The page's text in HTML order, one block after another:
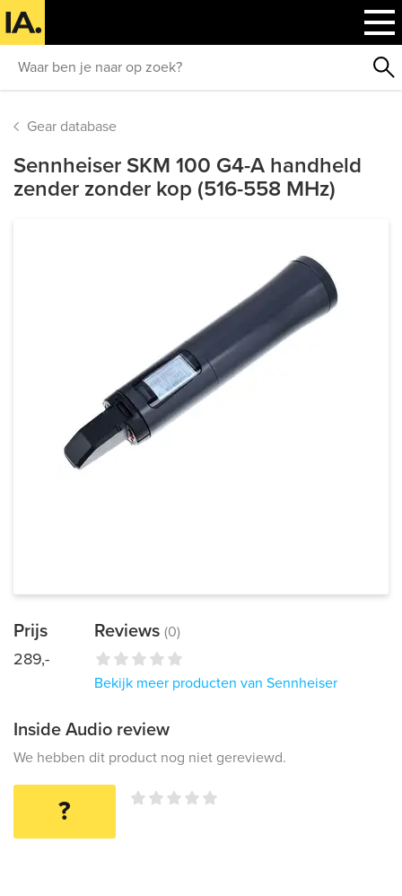
Gear database
Sennheiser SKM 100 G4-A handheld
zender zonder kop (516-558 MHz)
Prijs
289,-
Reviews (0)
Bekijk meer producten van Sennheiser
Inside Audio review
We hebben dit product nog niet gereviewd.
?